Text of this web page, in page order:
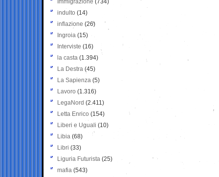
Immigrazione (734)
indulto (14)
inflazione (26)
Ingroia (15)
Interviste (16)
la casta (1.394)
La Destra (45)
La Sapienza (5)
Lavoro (1.316)
LegaNord (2.411)
Letta Enrico (154)
Liberi e Uguali (10)
Libia (68)
Libri (33)
Liguria Futurista (25)
mafia (543)